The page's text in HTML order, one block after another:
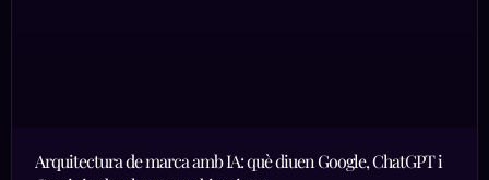
Arquitectura de marca amb IA: què diuen Google, ChatGPT i